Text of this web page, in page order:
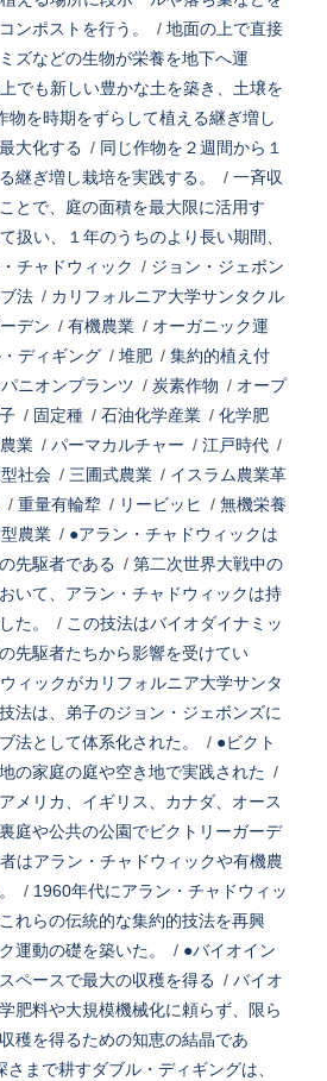
ンポストを行う。
/ 地面の上で直接
ズなどの生物が栄養を地下へ運
でも新しい豊かな土を築き、土壌を
物を時期をずらして植える継ぎ増し
大化する / 同じ作物を２週間から１
継ぎ増し栽培を実践する。
/ 一斉収
とで、庭の面積を最大限に活用す
扱い、１年のうちのより長い期間、
チャドウィック / ジョン・ジェボン
法 / カリフォルニア大学サンタクル
デン / 有機農業 / オーガニック運
ディギング / 堆肥 / 集約的植え付
ニオンプランツ / 炭素作物 / オープ
/ 固定種 / 石油化学産業 / 化学肥
業 / パーマカルチャー / 江戸時代 /
社会 / 三圃式農業 / イスラム農業革
/ 重量有輪犂 / リービッヒ / 無機栄養
農業 / ●アラン・チャドウィックは
先駆者である / 第二次世界大戦中の
いて、アラン・チャドウィックは持
た。
/ この技法はバイオダイナミッ
先駆者たちから影響を受けてい
ィックがカリフォルニア大学サンタ
法は、弟子のジョン・ジェボンズに
法として体系化された。
/ ●ビクト
の家庭の庭や空き地で実践された /
メリカ、イギリス、カナダ、オース
庭や公共の公園でビクトリーガーデ
はアラン・チャドウィックや有機農
/ 1960年代にアラン・チャドウィッ
れらの伝統的な集約的技法を再興
運動の礎を築いた。
/ ●バイオイン
ペースで最大の収穫を得る / バイオ
肥料や大規模機械化に頼らず、限ら
穫を得るための知恵の結晶であ
まで耕すダブル・ディギングは、